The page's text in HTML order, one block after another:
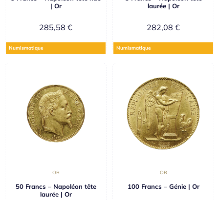
| Or
285,58 €
Numismatique
laurée | Or
282,08 €
Numismatique
OR
50 Francs – Napoléon tête
laurée | Or
OR
100 Francs – Génie | Or